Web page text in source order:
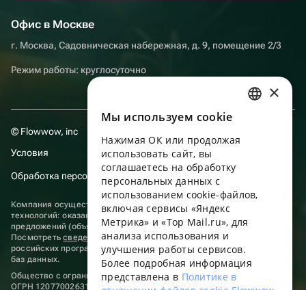
Офис в Москве
г. Москва, Садовническая набережная, д. 9, помещение 2/3
Режим работы: круглосуточно
© Flowwow, inc
Условия
Обработка персональных данных
Компания осуществляет деятельность в области информационных
технологий: оказание услуг в сети “Интернет” по размещению
предложений (объявлений) продавцов о реализации товаров.
Посмотретьсведения о программах, включенных в реестр
российских программ для электронных вычислительных машин и
баз данных.
Общество с ограниченной ответственностью «ФЛАУВАУ»
ОГРН 1207700263198, ИНН 9702020445
ENGLISH
UKRAINIAN
PORTUGUESE
FRENCH
×
Мы используем сookie
Нажимая ОК или продолжая
использовать сайт, вы
соглашаетесь на обработку
персональных данных с
использованием cookie-файлов,
включая сервисы «Яндекс
Метрика» и «Top Mail.ru», для
анализа использования и
улучшения работы сервисов.
Более подробная информация
представлена в Политике в